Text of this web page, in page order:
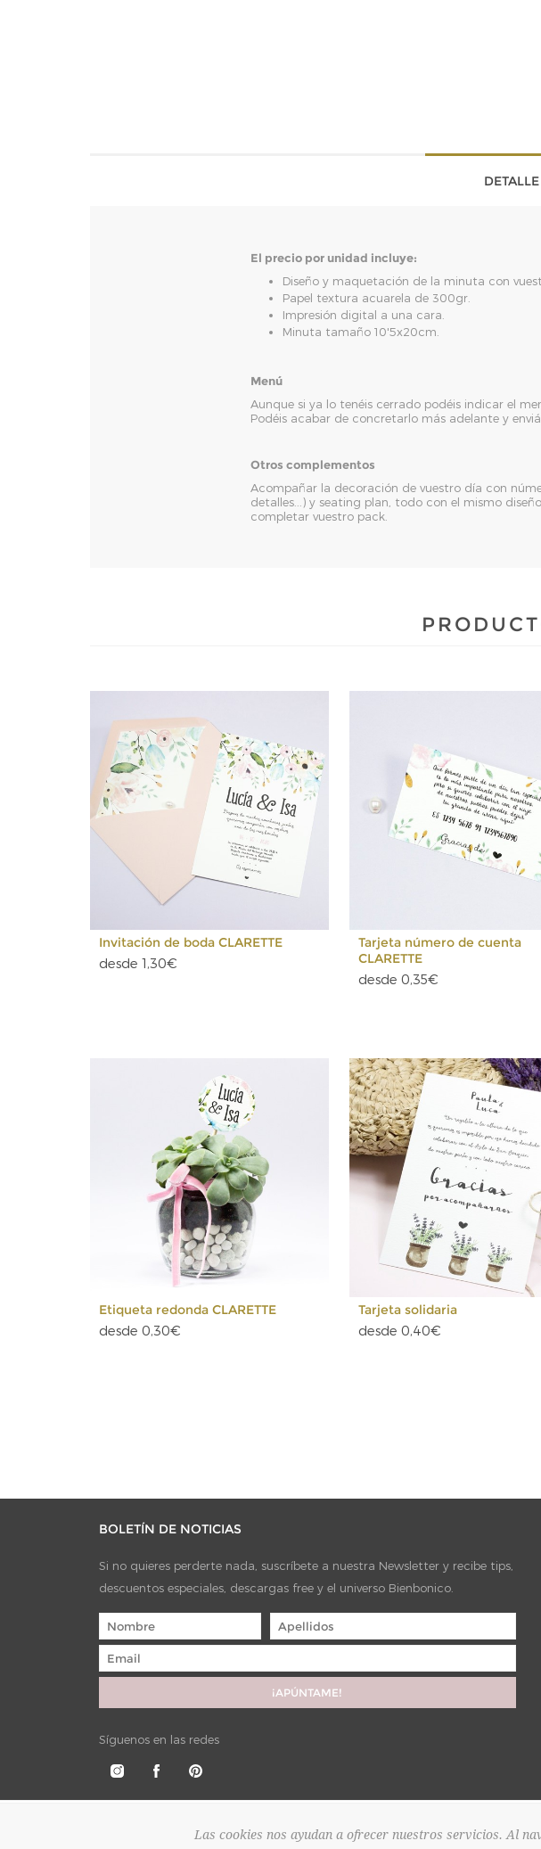
DETALLE
El precio por unidad incluye:
Diseño y maquetación de la minuta con
Papel textura acuarela de 300gr.
Impresión digital a una cara.
Minuta tamaño 10'5x20cm.
Menú
Aunque si ya lo tenéis cerrado podéis indicar el
Podéis acabar de concretarlo más adelante y
Otros complementos
Acompañar la decoración de vuestro día con
detalles...) y seating plan, todo con el mismo
completar vuestro pack.
Invitación de boda CLARETTE
desde 1,30€
Tarjeta número de cuenta
CLARETTE
desde 0,35€
Etiqueta redonda CLARETTE
desde 0,30€
Tarjeta solidaria
desde 0,40€
BOLETÍN DE NOTICIAS
Si no quieres perderte nada, suscríbete a nuestra Newsletter y recibe tips,
descuentos especiales, descargas free y el universo Bienbonico.
Síguenos en las redes
Copyright © 2026 Bienbonico. Todos los derechos reservados.Powered bynopCommerce
Las cookies nos ayudan a ofrecer nuestros servicios. Al